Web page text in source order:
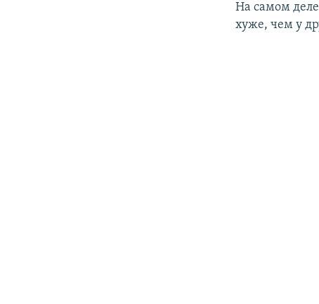
На самом
хуже, чем у